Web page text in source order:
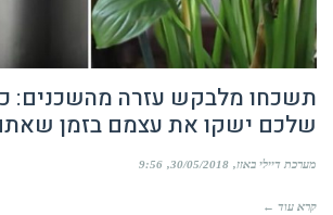
תשכחו מלבקש עזרה מהשכנים:
שלכם ישקו את עצמם בזמן
מערכת דיילי באזז 30/05/2018
9:56
קרא עוד ←